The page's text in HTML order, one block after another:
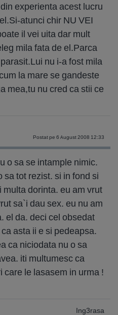
experienta acest lucru
atunci chir NU VEI
il vei uita dar mult
mila fata de el.Parca
nu i-a fost mila
la mare se gandeste
mea,tu nu cred ca stii ce
Postat pe 6 August 2008 12:33
o sa se intample nimic.
sa tot rezist. si in fond si
multa dorinta. eu am vrut
sa`i dau sex. eu nu am
el da. deci cel obsedat
asta ii e si pedeapsa.
ca niciodata nu o sa
iti multumesc ca
care le lasasem in urma !
Ing3rasa